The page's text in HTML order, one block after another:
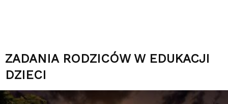
ZADANIA RODZICÓW W EDUKACJI
DZIECI